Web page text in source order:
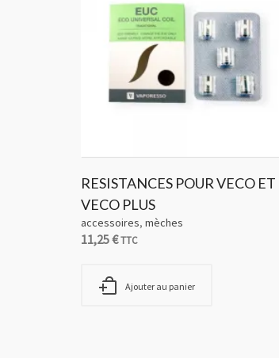
RESISTANCES POUR VECO ET
VECO PLUS
accessoires, mèches
11,25€TTC
Ajouter au panier